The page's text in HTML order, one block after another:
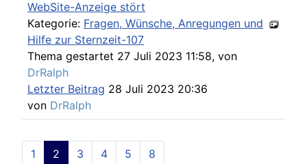
WebSite-Anzeige stört
Kategorie: Fragen, Wünsche, Anregungen und
Hilfe zur Sternzeit-107
Thema gestartet 27 Juli 2023 11:58, von
DrRalph
Letzter Beitrag 28 Juli 2023 20:36
von DrRalph
1 2 3 4 5 8